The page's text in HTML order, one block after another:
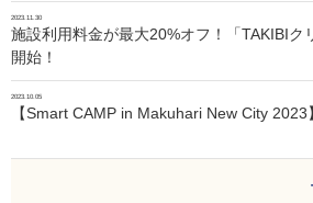
2023.11.30
施設利用料金が最大20%オフ！「TAKIBIク
開始！
2023.10.05
【Smart CAMP in Makuhari New City